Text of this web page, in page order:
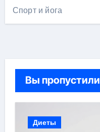
Спорт и йога
Вы пропустили
Диеты